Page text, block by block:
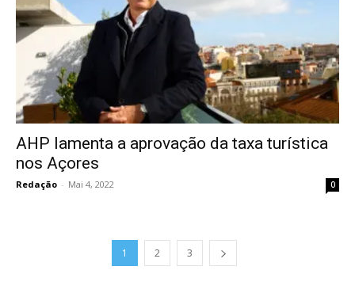
AHP lamenta a aprovação da taxa turística
nos Açores
Redação - Mai 4, 2022 0
1 2 3